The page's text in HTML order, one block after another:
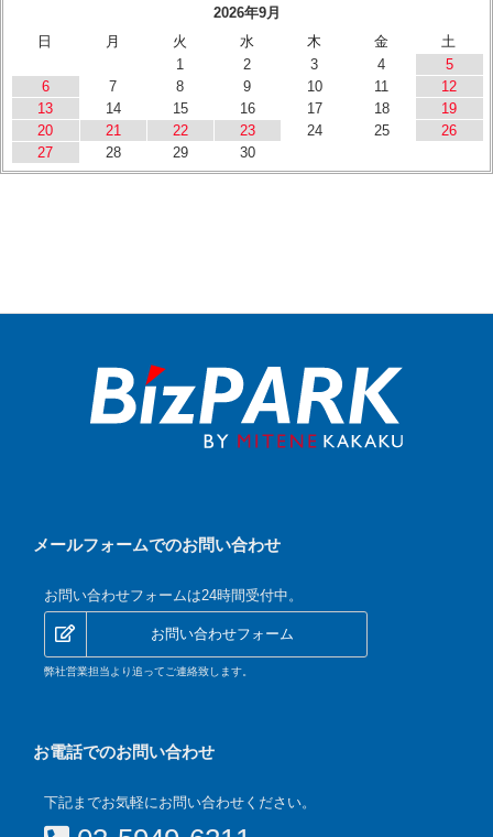
2026年9月
日
月 火 水 木 金
土
1
2 3 4
5
6
7 8 9 10 11
12
13
14 15 16 17 18
19
20
21 22 23 24 25
26
27
28 29 30
メールフォームでのお問い合わせ
お問い合わせフォームは24時間受付中。
お問い合わせフォーム
弊社営業担当より追ってご連絡致します。
お電話でのお問い合わせ
下記までお気軽にお問い合わせください。